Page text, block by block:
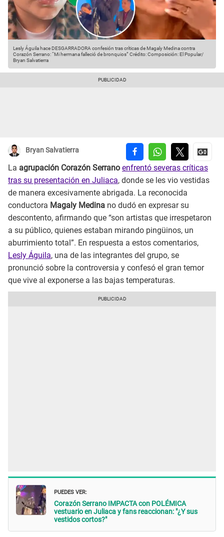
Lesly Águila hace DESGARRADORA confesión tras críticas de Magaly Medina contra
Corazón Serrano: “Mi hermana falleció de bronquios” Crédito: Composición: El Popular/
Bryan Salvatierra
Bryan Salvatierra
La agrupación Corazón Serrano enfrentó severas críticas
tras su presentación en Juliaca, donde se les vio vestidas
de manera excesivamente abrigada. La reconocida
conductora Magaly Medina no dudó en expresar su
descontento, afirmando que “son artistas que irrespetaron
a su público, quienes estaban mirando pingüinos, un
aburrimiento total”. En respuesta a estos comentarios,
Lesly Águila, una de las integrantes del grupo, se
pronunció sobre la controversia y confesó el gran temor
que vive al exponerse a las bajas temperaturas.
PUEDES VER:
Corazón Serrano IMPACTA con POLÉMICA
vestuario en Juliaca y fans reaccionan: "¿Y sus
vestidos cortos?"